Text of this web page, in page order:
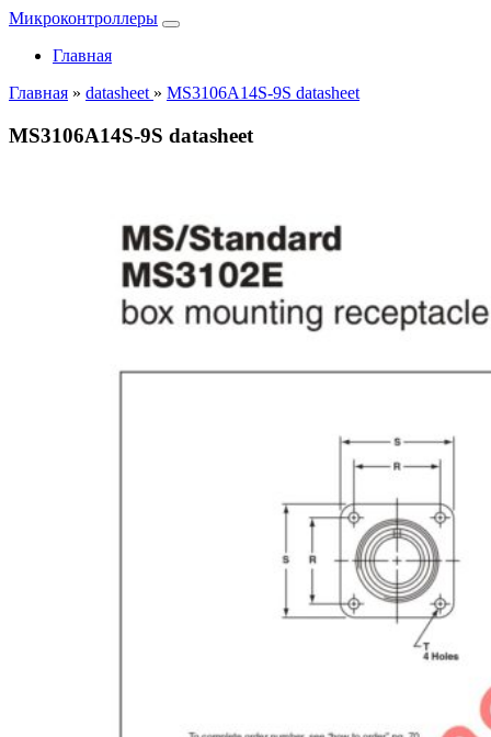
Микроконтроллеры
Главная
Главная » datasheet » MS3106A14S-9S datasheet
MS3106A14S-9S datasheet